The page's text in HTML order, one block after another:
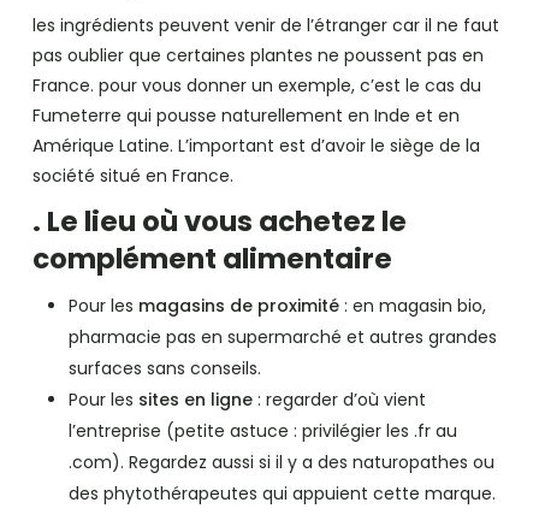
les ingrédients peuvent venir de l’étranger car il ne faut
pas oublier que certaines plantes ne poussent pas en
France. pour vous donner un exemple, c’est le cas du
Fumeterre qui pousse naturellement en Inde et en
Amérique Latine. L’important est d’avoir le siège de la
société situé en France.
. Le lieu où vous achetez le
complément alimentaire
Pour les magasins de proximité: en magasin bio,
pharmacie pas en supermarché et autres grandes
surfaces sans conseils.
Pour les sites en ligne: regarder d’où vient
l’entreprise (petite astuce : privilégier les .fr au
.com). Regardez aussi si il y a des naturopathes ou
des phytothérapeutes qui appuient cette marque.